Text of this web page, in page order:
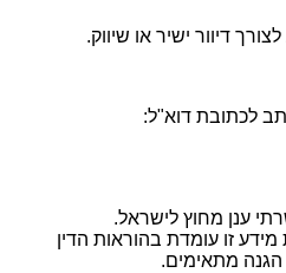
דיוור ישיר או שיווק.
לכתובת דוא"ל:
ענן מחוץ לישראל.
זו עומדת בהוראות הדין
הגנה מתאימים.